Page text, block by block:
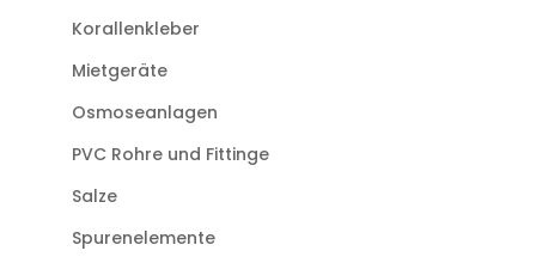
Korallenkleber
Mietgeräte
Osmoseanlagen
PVC Rohre und Fittinge
Salze
Spurenelemente